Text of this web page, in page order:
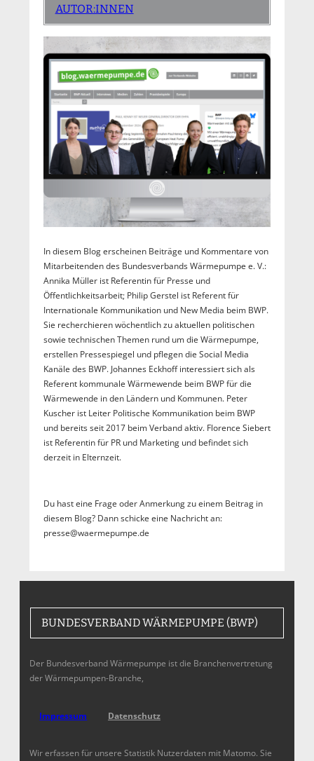
AUTOR:INNEN
In diesem Blog erscheinen Beiträge und Kommentare von
Mitarbeitenden des Bundesverbands Wärmepumpe e. V.:
Annika Müller ist Referentin für Presse und
Öffentlichkeitsarbeit; Philip Gerstel ist Referent für
Internationale Kommunikation und New Media beim BWP.
Sie recherchieren wöchentlich zu aktuellen politischen
sowie technischen Themen rund um die Wärmepumpe,
erstellen Pressespiegel und pflegen die Social Media
Kanäle des BWP. Johannes Eckhoff interessiert sich als
Referent kommunale Wärmewende beim BWP für die
Wärmewende in den Ländern und Kommunen. Peter
Kuscher ist Leiter Politische Kommunikation beim BWP
und bereits seit 2017 beim Verband aktiv. Florence Siebert
ist Referentin für PR und Marketing und befindet sich
derzeit in Elternzeit.
Du hast eine Frage oder Anmerkung zu einem Beitrag in
diesem Blog? Dann schicke eine Nachricht an:
presse@waermepumpe.de
BUNDESVERBAND WÄRMEPUMPE (BWP)
Der Bundesverband Wärmepumpe ist die Branchenvertretung
der Wärmepumpen-Branche,
Impressum Datenschutz
Wir erfassen für unsere Statistik Nutzerdaten mit Matomo. Sie